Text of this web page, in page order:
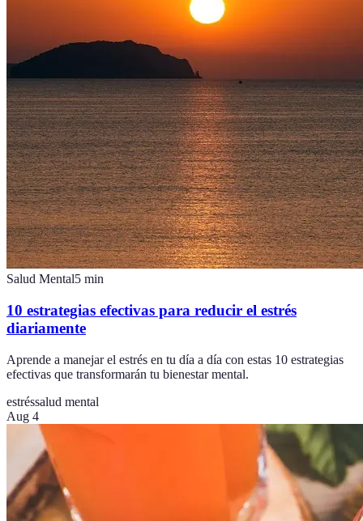
Salud Mental5 min
10 estrategias efectivas para reducir el estrés
diariamente
Aprende a manejar el estrés en tu día a día con estas 10 estrategias
efectivas que transformarán tu bienestar mental.
estréssalud mental
Aug 4